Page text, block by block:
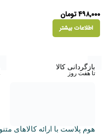
۴۹۸,۰۰۰تومان
اطلاعات بیشتر
بازگردانی کالا
تا هفت روز
هوم پلاست با ارائه کالاهای